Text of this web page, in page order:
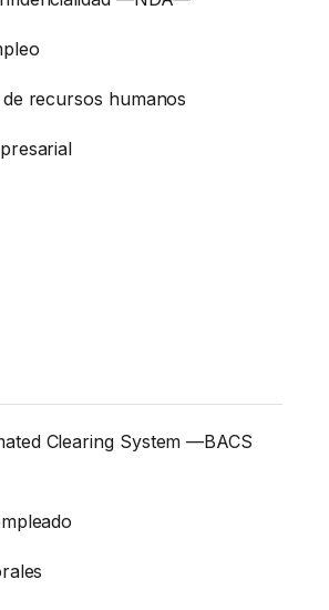
recursos humanos
Clearing System —BACS